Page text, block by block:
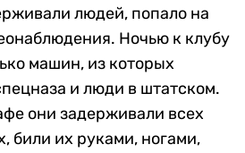
людей, попало на
Ночью к клубу
машин, из которых
и люди в штатском.
они задерживали всех
били их руками, ногами,